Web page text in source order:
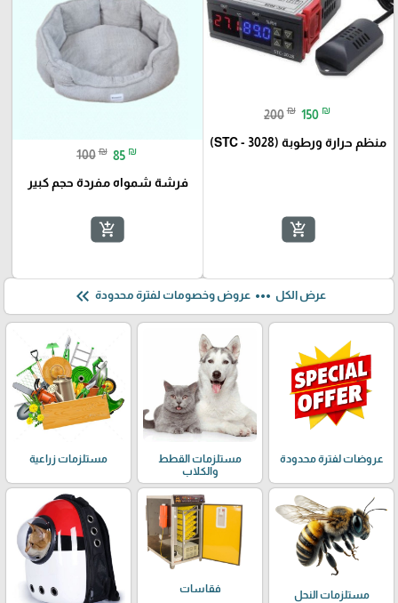
200 ₪ 150 ₪
منظم حرارة ورطوبة (STC - 3028)
add_shopping_cart
100 ₪ 85 ₪
فرشة شمواه مفردة حجم كبير
add_shopping_cart
عرض الكل more_horiz عروض وخصومات لفترة محدودة keyboard_double_arrow_left
عروضات لفترة محدودة
مستلزمات القطط
والكلاب
مستلزمات زراعية
مستلزمات النحل
فقاسات